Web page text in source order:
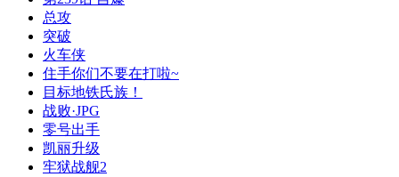
总攻
突破
火车侠
住手你们不要在打啦~
目标地铁氏族！
战败·JPG
零号出手
凯丽升级
牢狱战舰2